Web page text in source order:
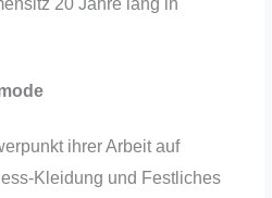
ihrer Arbeit auf
Kleidung und Festliches